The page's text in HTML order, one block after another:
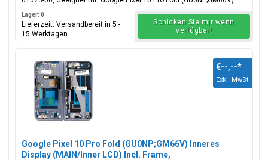
Lager: 0
Lieferzeit: Versandbereit in 5 -
15 Werktagen
Schicken Sie mir wenn
verfügbar!
Google Pixel 10 Pro Fold (GU0NP;GM66V) Inneres
Display (MAIN/Inner LCD) Incl. Frame,
€--,--*
Exkl. MwSt.